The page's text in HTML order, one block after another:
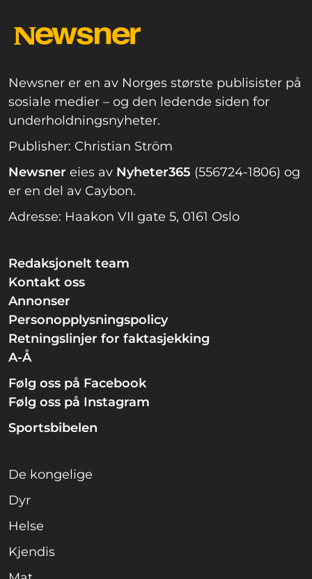
Newsner er en av Norges største publisister på
sosiale medier – og den ledende siden for
underholdningsnyheter.
Publisher: Christian Ström
Newsner eies av Nyheter365 (556724-1806) og
er en del av Caybon.
Adresse: Haakon VII gate 5, 0161 Oslo
Redaksjonelt team
Kontakt oss
Annonser
Personopplysningspolicy
Retningslinjer for faktasjekking
A-Å
Følg oss på Facebook
Følg oss på Instagram
Sportsbibelen
De kongelige
Dyr
Helse
Kjendis